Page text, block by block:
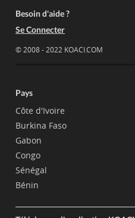
Besoin d'aide ?
Se Connecter
© 2008 - 2022 KOACI.COM
Pays
Côte d'Ivoire
Burkina Faso
Gabon
Congo
Sénégal
Bénin